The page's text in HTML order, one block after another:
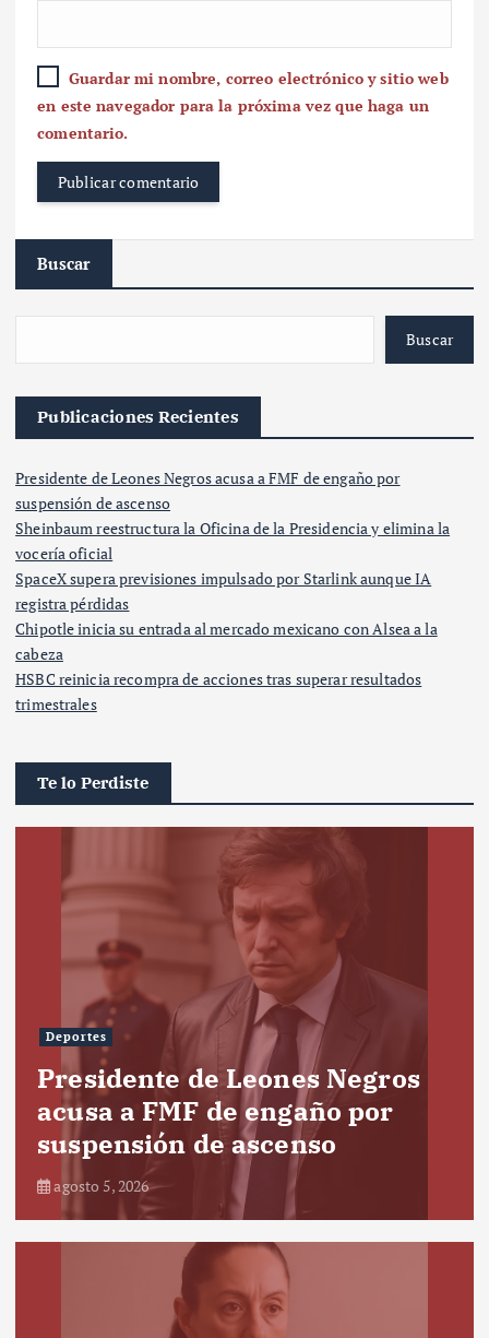
Guardar mi nombre, correo electrónico y sitio web
en este navegador para la próxima vez que haga un
comentario.
Buscar
Buscar
Publicaciones Recientes
Presidente de Leones Negros acusa a FMF de engaño por
suspensión de ascenso
Sheinbaum reestructura la Oficina de la Presidencia y elimina la
vocería oficial
SpaceX supera previsiones impulsado por Starlink aunque IA
registra pérdidas
Chipotle inicia su entrada al mercado mexicano con Alsea a la
cabeza
HSBC reinicia recompra de acciones tras superar resultados
trimestrales
Te lo Perdiste
Deportes
Presidente de Leones Negros
acusa a FMF de engaño por
suspensión de ascenso
agosto 5, 2026